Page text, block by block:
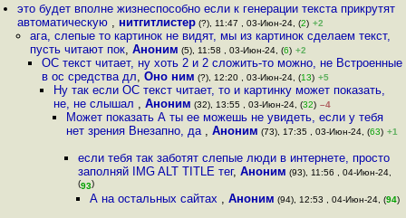
это будет вполне жизнеспособно если к генерации текста прикрутят
автоматическую , нитгитлистер (?), 11:47 , 03-Июн-24, (2) +2
ага, слепые то картинок не видят, мы из картинок сделаем текст,
пусть читают пок, Аноним (5), 11:58 , 03-Июн-24, (6) +2
ОС текст читает, ну хоть 2 и 2 сложить-то можно, не Встроенные
в ос средства дл, Оно ним (?), 12:20 , 03-Июн-24, (13) +5
Ну так если ОС текст читает, то и картинку может показать,
не, не слышал ,Аноним (32), 13:55 , 03-Июн-24, (32) –4
Может показать А ты ее можешь не увидеть, если у тебя
нет зрения Внезапно, да , Аноним (73), 17:35 , 03-Июн-24, (63) +1
если тебя так заботят слепые люди в интернете, просто
заполняй IMG ALT TITLE тег, Аноним (93), 11:56 , 04-Июн-24,
(93)
А на остальных сайтах ,Аноним (94), 12:53 , 04-Июн-24, (94)